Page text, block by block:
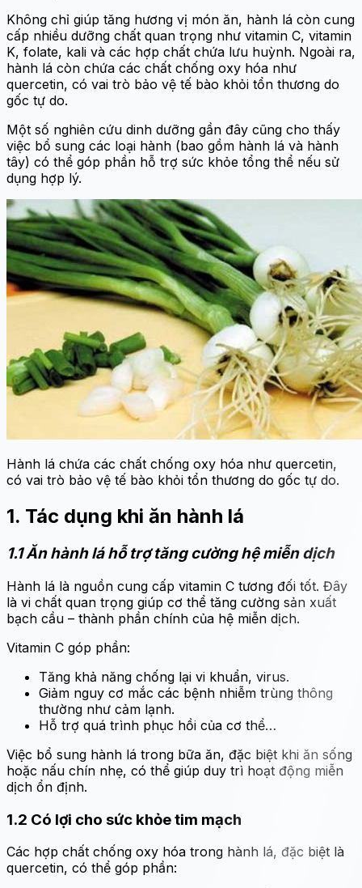
Không chỉ giúp tăng hương vị món ăn, hành lá còn cung
cấp nhiều dưỡng chất quan trọng như vitamin C, vitamin
K, folate, kali và các hợp chất chứa lưu huỳnh. Ngoài ra,
hành lá còn chứa các chất chống oxy hóa như
quercetin, có vai trò bảo vệ tế bào khỏi tổn thương do
gốc tự do.
Một số nghiên cứu dinh dưỡng gần đây cũng cho thấy
việc bổ sung các loại hành (bao gồm hành lá và hành
tây) có thể góp phần hỗ trợ sức khỏe tổng thể nếu sử
dụng hợp lý.
Hành lá chứa các chất chống oxy hóa như quercetin,
có vai trò bảo vệ tế bào khỏi tổn thương do gốc tự do.
1. Tác dụng khi ăn hành lá
1.1 Ăn hành lá hỗ trợ tăng cường hệ miễn dịch
Hành lá là nguồn cung cấp vitamin C tương đối tốt. Đây
là vi chất quan trọng giúp cơ thể tăng cường sản xuất
bạch cầu – thành phần chính của hệ miễn dịch.
Vitamin C góp phần:
Tăng khả năng chống lại vi khuẩn, virus.
Giảm nguy cơ mắc các bệnh nhiễm trùng thông
thường như cảm lạnh.
Hỗ trợ quá trình phục hồi của cơ thể…
Việc bổ sung hành lá trong bữa ăn, đặc biệt khi ăn sống
hoặc nấu chín nhẹ, có thể giúp duy trì hoạt động miễn
dịch ổn định.
1.2 Có lợi cho sức khỏe tim mạch
Các hợp chất chống oxy hóa trong hành lá, đặc biệt là
quercetin, có thể góp phần: